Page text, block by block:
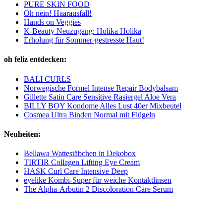
PURE SKIN FOOD
Oh nein! Haarausfall!
Hands on Veggies
K-Beauty Neuzugang: Holika Holika
Erholung für Sommer-gestresste Haut!
oh feliz entdecken:
BALI CURLS
Norwegische Formel Intense Repair Bodybalsam
Gillette Satin Care Sensitive Rasiergel Aloe Vera
BILLY BOY Kondome Alles Lust 40er Mixbeutel
Cosmea Ultra Binden Normal mit Flügeln
Neuheiten:
Bellawa Wattestäbchen in Dekobox
TIRTIR Collagen Lifting Eye Cream
HASK Curl Care Intensive Deep
eyelike Kombi-Super für weiche Kontaktlinsen
The Alpha-Arbutin 2 Discoloration Care Serum